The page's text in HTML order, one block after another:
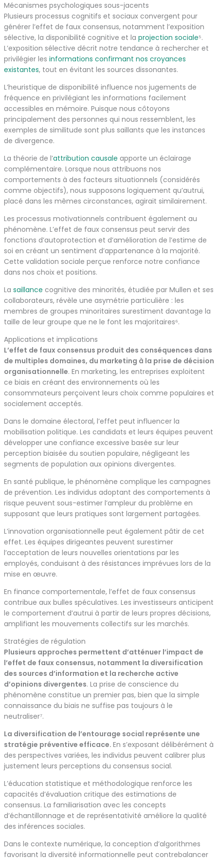
Mécanismes psychologiques sous-jacents
Plusieurs processus cognitifs et sociaux convergent pour
générer l’effet de faux consensus, notamment l’exposition
sélective, la disponibilité cognitive et la projection sociale⁵.
L’exposition sélective décrit notre tendance à rechercher et
privilégier les informations confirmant nos croyances
existantes, tout en évitant les sources dissonantes.
L’heuristique de disponibilité influence nos jugements de
fréquence en privilégiant les informations facilement
accessibles en mémoire. Puisque nous côtoyons
principalement des personnes qui nous ressemblent, les
exemples de similitude sont plus saillants que les instances
de divergence.
La théorie de l’attribution causale apporte un éclairage
complémentaire. Lorsque nous attribuons nos
comportements à des facteurs situationnels (considérés
comme objectifs), nous supposons logiquement qu’autrui,
placé dans les mêmes circonstances, agirait similairement.
Les processus motivationnels contribuent également au
phénomène. L’effet de faux consensus peut servir des
fonctions d’autoprotection et d’amélioration de l’estime de
soi en créant un sentiment d’appartenance à la majorité.
Cette validation sociale perçue renforce notre confiance
dans nos choix et positions.
La saillance cognitive des minorités, étudiée par Mullen et ses
collaborateurs, révèle une asymétrie particulière : les
membres de groupes minoritaires surestiment davantage la
taille de leur groupe que ne le font les majoritaires⁶.
Applications et implications
L’effet de faux consensus produit des conséquences dans
de multiples domaines, du marketing à la prise de décision
organisationnelle. En marketing, les entreprises exploitent
ce biais en créant des environnements où les
consommateurs perçoivent leurs choix comme populaires et
socialement acceptés.
Dans le domaine électoral, l’effet peut influencer la
mobilisation politique. Les candidats et leurs équipes peuvent
développer une confiance excessive basée sur leur
perception biaisée du soutien populaire, négligeant les
segments de population aux opinions divergentes.
En santé publique, le phénomène complique les campagnes
de prévention. Les individus adoptant des comportements à
risque peuvent sous-estimer l’ampleur du problème en
supposant que leurs pratiques sont largement partagées.
L’innovation organisationnelle peut également pâtir de cet
effet. Les équipes dirigeantes peuvent surestimer
l’acceptation de leurs nouvelles orientations par les
employés, conduisant à des résistances imprévues lors de la
mise en œuvre.
En finance comportementale, l’effet de faux consensus
contribue aux bulles spéculatives. Les investisseurs anticipent
le comportement d’autrui à partir de leurs propres décisions,
amplifiant les mouvements collectifs sur les marchés.
Stratégies de régulation
Plusieurs approches permettent d’atténuer l’impact de
l’effet de faux consensus, notamment la diversification
des sources d’information et la recherche active
d’opinions divergentes. La prise de conscience du
phénomène constitue un premier pas, bien que la simple
connaissance du biais ne suffise pas toujours à le
neutraliser⁷.
La diversification de l’entourage social représente une
stratégie préventive efficace. En s’exposant délibérément à
des perspectives variées, les individus peuvent calibrer plus
justement leurs perceptions du consensus social.
L’éducation statistique et méthodologique renforce les
capacités d’évaluation critique des estimations de
consensus. La familiarisation avec les concepts
d’échantillonnage et de représentativité améliore la qualité
des inférences sociales.
Dans le contexte numérique, la conception d’algorithmes
favorisant la diversité informationnelle peut contrebalancer